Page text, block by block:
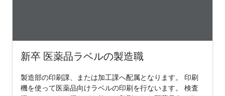
新卒 医薬品ラベルの製造職
製造部の印刷課、または加工課へ配属となります。 印刷
機を使って医薬品向けラベルの印刷を行ないます。 検査